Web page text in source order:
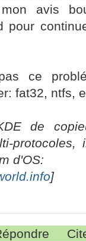
avis
pour
ce
fat32, ntfs,
de
protocoles,
d'OS:
]